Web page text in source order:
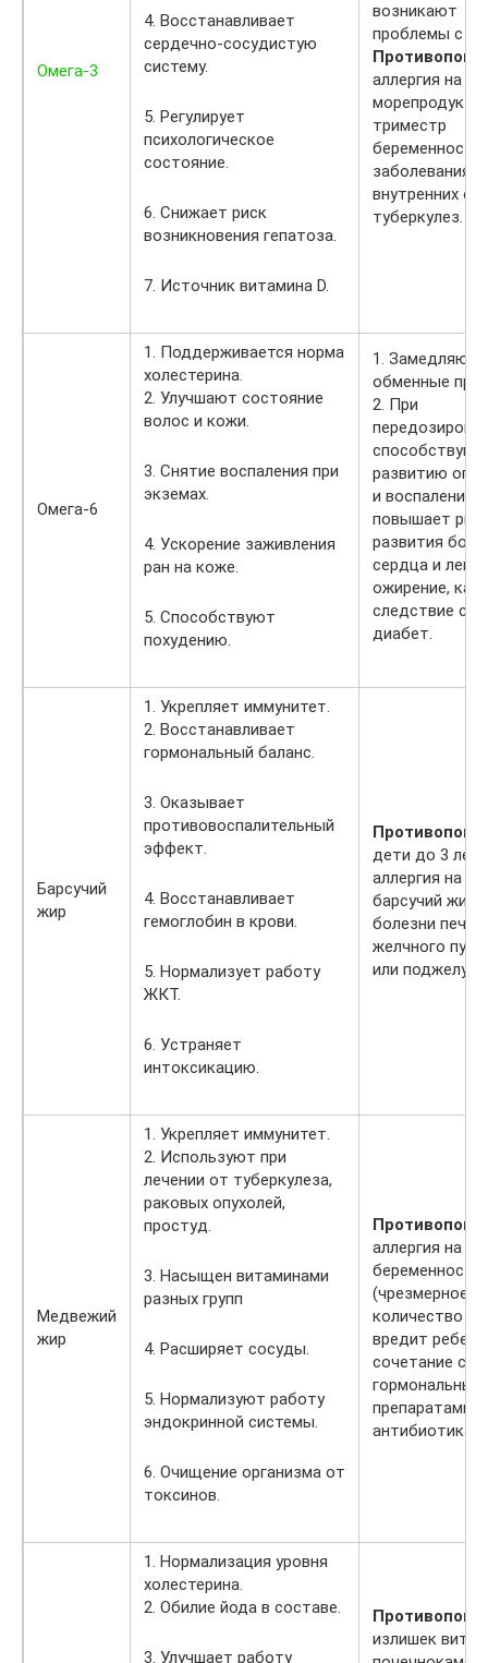
Омега-3
4. Восстанавливает
сердечно-сосудистую
систему.
5. Регулирует
психологическое
состояние.
6. Снижает риск
возникновения гепатоза.
7. Источник витамина D.
возникают
проблемы с
аллергия на
триместр
беременности,
заболевания
внутренних
туберкулез.
Омега-6
1. Поддерживается норма
холестерина.
2. Улучшают состояние
волос и кожи.
3. Снятие воспаления при
экземах.
4. Ускорение заживления
ран на коже.
5. Способствуют
похудению.
1. Замедляют
обменные
2. При
способствуют
развитию
и воспалений,
повышает
развития
сердца и
ожирение, как
следствие
диабет.
Барсучий
жир
1. Укрепляет иммунитет.
2. Восстанавливает
гормональный баланс.
3. Оказывает
противовоспалительный
эффект.
4. Восстанавливает
гемоглобин в крови.
5. Нормализует работу
ЖКТ.
6. Устраняет
интоксикацию.
дети до 3 лет,
аллергия на
барсучий жир,
болезни
желчного
или
Медвежий
жир
1. Укрепляет иммунитет.
2. Используют при
лечении от туберкулеза,
раковых опухолей,
простуд.
3. Насыщен витаминами
разных групп
4. Расширяет сосуды.
5. Нормализуют работу
эндокринной системы.
6. Очищение организма от
токсинов.
аллергия на
беременность
(чрезмерное
количество
вредит
сочетание с
препаратами,
1. Нормализация уровня
холестерина.
2. Обилие йода в составе.
3. Улучшает работу
излишек